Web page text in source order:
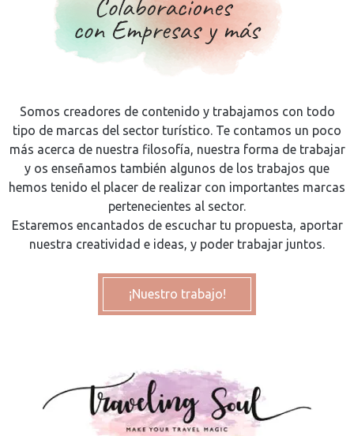
Somos creadores de contenido y trabajamos con todo
tipo de marcas del sector turístico. Te contamos un poco
más acerca de nuestra filosofía, nuestra forma de trabajar
y os enseñamos también algunos de los trabajos que
hemos tenido el placer de realizar con importantes marcas
pertenecientes al sector.
Estaremos encantados de escuchar tu propuesta, aportar
nuestra creatividad e ideas, y poder trabajar juntos.
¡Nuestro trabajo!